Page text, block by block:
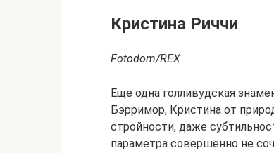
Кристина Риччи
Fotodom/REX
Еще одна голливудская
Бэрримор, Кристина от
стройности, даже
параметра совершенно не